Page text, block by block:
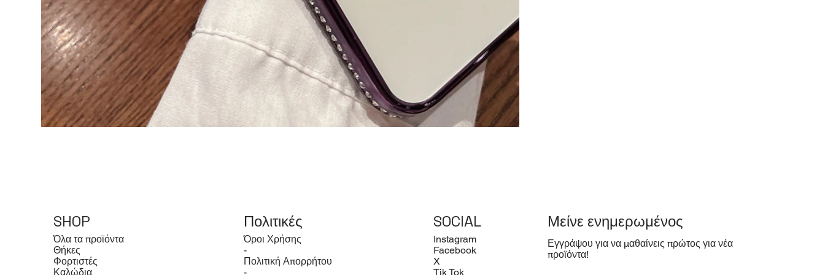
SHOP
Όλα τα προϊόντα
Θήκες
Φορτιστές
Καλώδια
Πολιτικές
Όροι Χρήσης
-
Πολιτική Απορρήτου
-
SOCIAL
Instagram
Facebook
X
Tik Tok
​Μείνε ενημερωμένος
Εγγράψου για να μαθαίνεις πρώτος για νέα
προϊόντα!